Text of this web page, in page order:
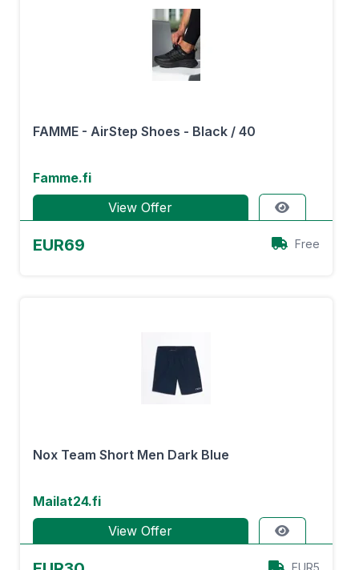
FAMME - AirStep Shoes - Black / 40
Famme.fi
View Offer
EUR69 Free
Nox Team Short Men Dark Blue
Mailat24.fi
View Offer
EUR5